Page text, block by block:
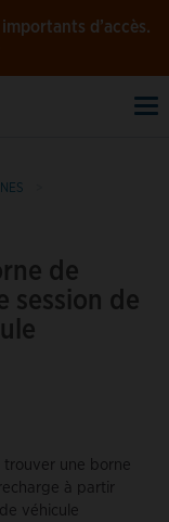
d’accès.
de
session de
une borne
à partir
véhicule